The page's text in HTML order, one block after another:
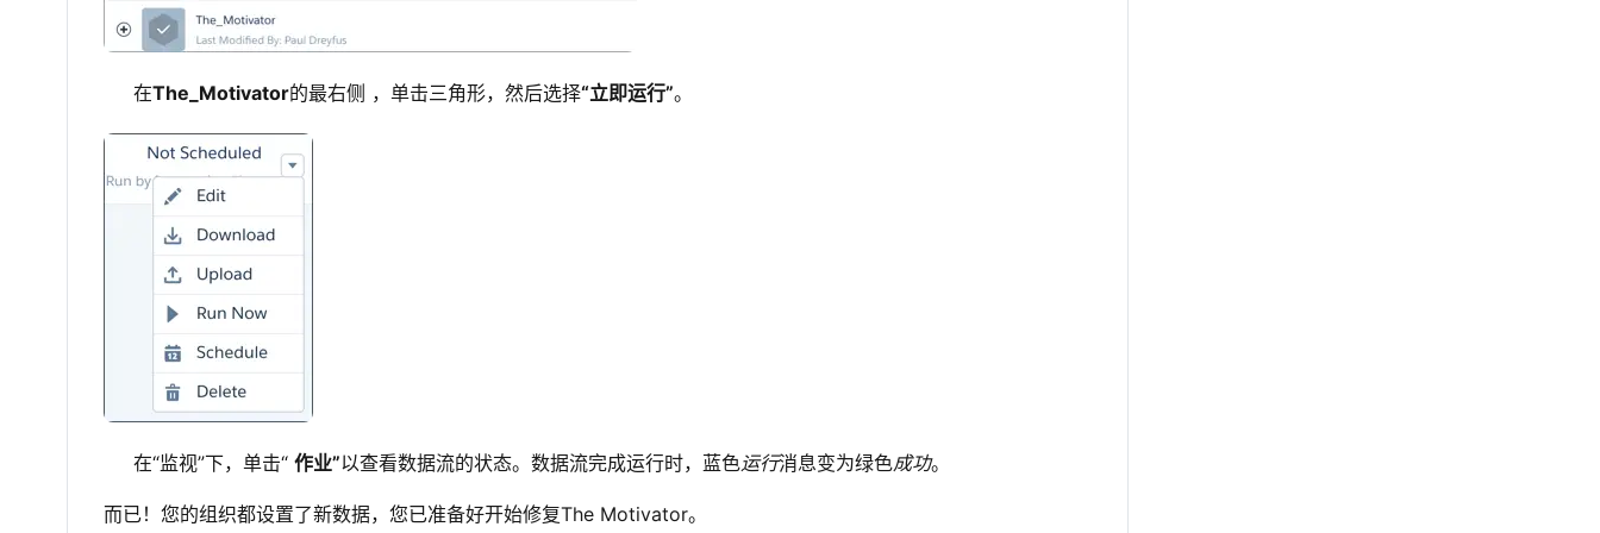
在The_Motivator的最右侧 ，单击三角形，然后选择“立即运行”。
在“监视”下，单击“ 作业”以查看数据流的状态。数据流完成运行时，蓝色运行消息变为绿色成功。
而已！您的组织都设置了新数据，您已准备好开始修复The Motivator。